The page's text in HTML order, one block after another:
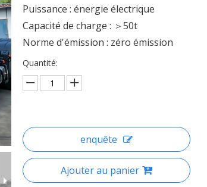
Puissance : énergie électrique
Capacité de charge : ＞50t
Norme d'émission : zéro émission
Quantité:
enquête
Ajouter au panier